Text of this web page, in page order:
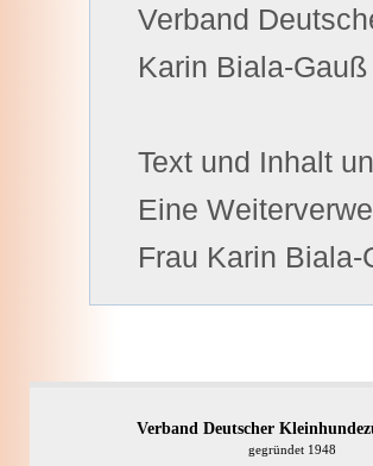
Verband
Karin Biala-Gauß
Text und Inhalt
Eine
Frau Karin Biala-
Verband Deutscher
gegründet 1948